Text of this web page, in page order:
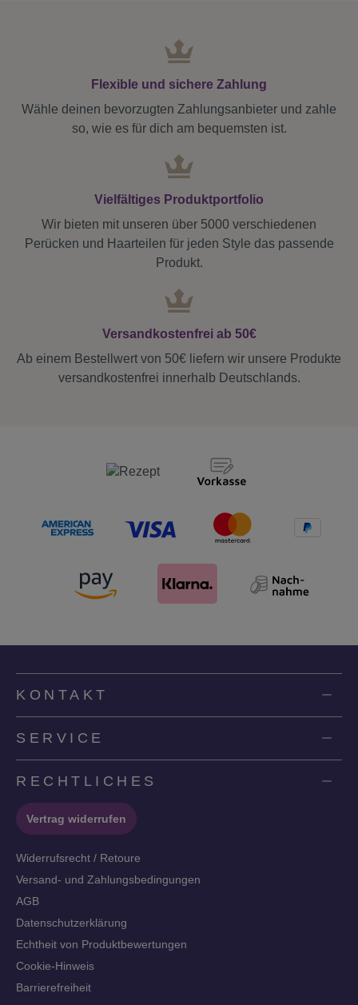
Flexible und sichere Zahlung
Wähle deinen bevorzugten Zahlungsanbieter und zahle
so, wie es für dich am bequemsten ist.
Vielfältiges Produktportfolio
Wir bieten mit unseren über 5000 verschiedenen
Perücken und Haarteilen für jeden Style das passende
Produkt.
Versandkostenfrei ab 50€
Ab einem Bestellwert von 50€ liefern wir unsere Produkte
versandkostenfrei innerhalb Deutschlands.
KONTAKT
SERVICE
RECHTLICHES
Vertrag widerrufen
Widerrufsrecht / Retoure
Versand- und Zahlungsbedingungen
AGB
Datenschutzerklärung
Echtheit von Produktbewertungen
Cookie-Hinweis
Barrierefreiheit